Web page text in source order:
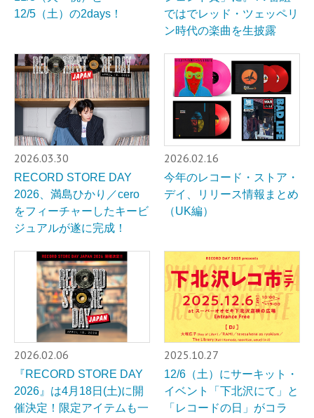
12/5（土）の2days！
ではでレッド・ツェッペリ
ン時代の楽曲を生披露
2026.03.30
RECORD STORE DAY
2026、満島ひかり／cero
をフィーチャーしたキービ
ジュアルが遂に完成！
2026.02.16
今年のレコード・ストア・
デイ、リリース情報まとめ
（UK編）
2026.02.06
『RECORD STORE DAY
2026』は4月18日(土)に開
催決定！限定アイテムも一
2025.10.27
12/6（土）にサーキット・
イベント「下北沢にて」と
「レコードの日」がコラ